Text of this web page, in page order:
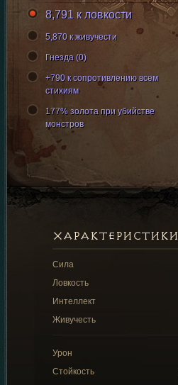
8,791 к ловкости
5,870 к живучести
Гнезда (0)
+790 к сопротивлению всем
стихиям
177% золота при убийстве
монстров
ХАРАКТЕРИСТИКИ
Сила
Ловкость
Интеллект
Живучесть
Урон
Стойкость